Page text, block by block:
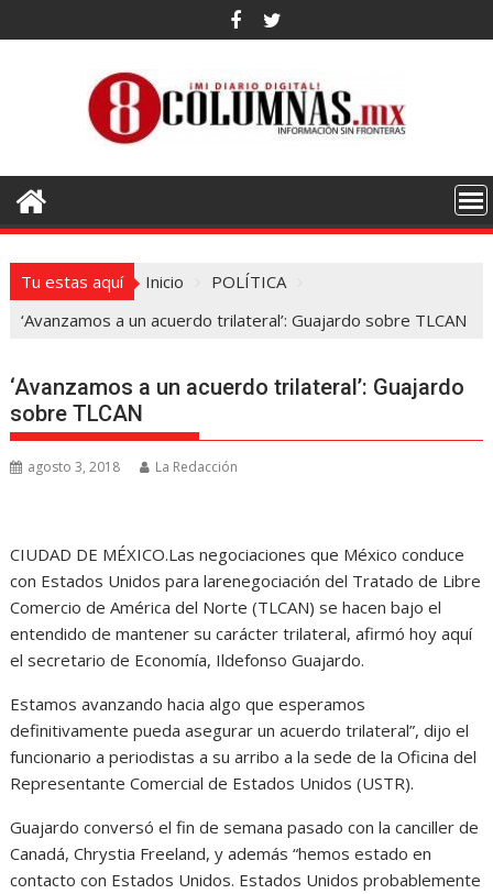
al
Tu estas aquí Inicio
POLÍTICA
‘Avanzamos a un acuerdo trilateral’: Guajardo sobre TLCAN
‘Avanzamos a un acuerdo trilateral’: Guajardo
sobre TLCAN
agosto 3, 2018 La Redacción
CIUDAD DE MÉXICO.Las negociaciones que México conduce
con Estados Unidos para larenegociación del Tratado de Libre
Comercio de América del Norte (TLCAN) se hacen bajo el
entendido de mantener su carácter trilateral, afirmó hoy aquí
el secretario de Economía, Ildefonso Guajardo.
Estamos avanzando hacia algo que esperamos
definitivamente pueda asegurar un acuerdo trilateral”, dijo el
funcionario a periodistas a su arribo a la sede de la Oficina del
Representante Comercial de Estados Unidos (USTR).
Guajardo conversó el fin de semana pasado con la canciller de
Canadá, Chrystia Freeland, y además “hemos estado en
contacto con Estados Unidos. Estados Unidos probablemente